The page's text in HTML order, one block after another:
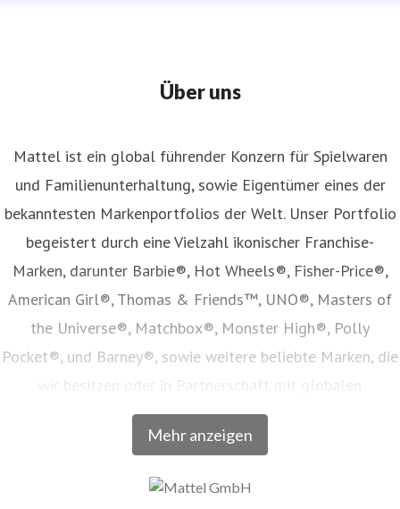
Über uns
Mehr anzeigen
Mattel ist ein global führender Konzern für Spielwaren
und Familienunterhaltung, sowie Eigentümer eines der
bekanntesten Markenportfolios der Welt. Unser Portfolio
begeistert durch eine Vielzahl ikonischer Franchise-
Marken, darunter Barbie®, Hot Wheels®, Fisher-Price®,
American Girl®, Thomas & Friends™, UNO®, Masters of
the Universe®, Matchbox®, Monster High®, Polly
Pocket®, und Barney®, sowie weitere beliebte Marken, die
wir besitzen oder in Partnerschaft mit globalen
Unterhaltungsunternehmen lizenzieren. Unser Angebot
umfasst Spielwaren, Film- und Fernsehinhalte,
in Zusammenarbeit mit den weltweit führenden